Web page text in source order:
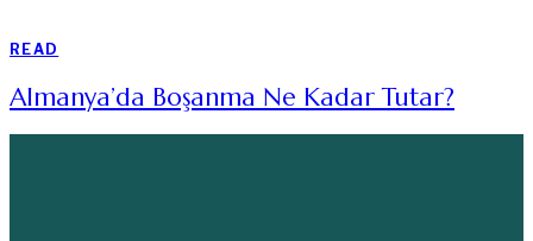
READ
Almanya’da Boşanma Ne Kadar Tutar?